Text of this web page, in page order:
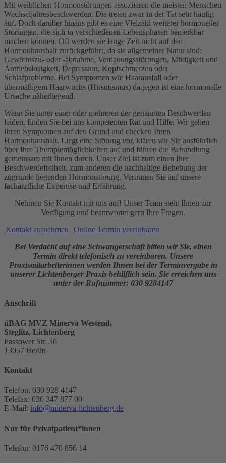
Mit weiblichen Hormonstörungen assoziieren die meisten Menschen
Wechseljahresbeschwerden. Die treten zwar in der Tat sehr häufig
auf. Doch darüber hinaus gibt es eine Vielzahl weiterer hormoneller
Störungen, die sich in verschiedenen Lebensphasen bemerkbar
machen können. Oft werden sie lange Zeit nicht auf den
Hormonhaushalt zurückgeführt, da sie allgemeiner Natur sind:
Gewichtszu- oder -abnahme, Verdauungsstörungen, Müdigkeit und
Antriebslosigkeit, Depression, Kopfschmerzen oder
Schlafprobleme. Bei Symptomen wie Haarausfall oder
übermäßigem Haarwuchs (Hirsutismus) dagegen ist eine hormonelle
Ursache näherliegend.
Wenn Sie unter einer oder mehreren der genannten Beschwerden
leiden, finden Sie bei uns kompetenten Rat und Hilfe. Wir gehen
Ihren Symptomen auf den Grund und checken Ihren
Hormonhaushalt. Liegt eine Störung vor, klären wir Sie ausführlich
über Ihre Therapiemöglichkeiten auf und führen die Behandlung
gemeinsam mit Ihnen durch. Unser Ziel ist zum einen Ihre
Beschwerdefreiheit, zum anderen die nachhaltige Behebung der
zugrunde liegenden Hormonstörung. Vertrauen Sie auf unsere
fachärztliche Expertise und Erfahrung.
Nehmen Sie Kontakt mit uns auf! Unser Team steht Ihnen zur
Verfügung und beantwortet gern Ihre Fragen.
Kontakt aufnehmen
Online Termin vereinbaren
Bei Verdacht auf eine Schwangerschaft bitten wir Sie, einen
Termin direkt telefonisch zu vereinbaren. Unsere
Praxismitarbeiterinnen werden Ihnen bei der Terminvergabe in
unserer Lichtenberger Praxis behilflich sein. Sie erreichen uns
unter der Rufnummer: 030 9284147
Anschrift
üBAG MVZ Minerva Westend,
Steglitz, Lichtenberg
Passower Str. 36
13057 Berlin
Kontakt
Telefon: 030 928 4147
Telefax: 030 347 877 00
E-Mail: info@minerva-lichtenberg.de
Nur für Privatpatient*innen
Telefon: 0176 470 856 14